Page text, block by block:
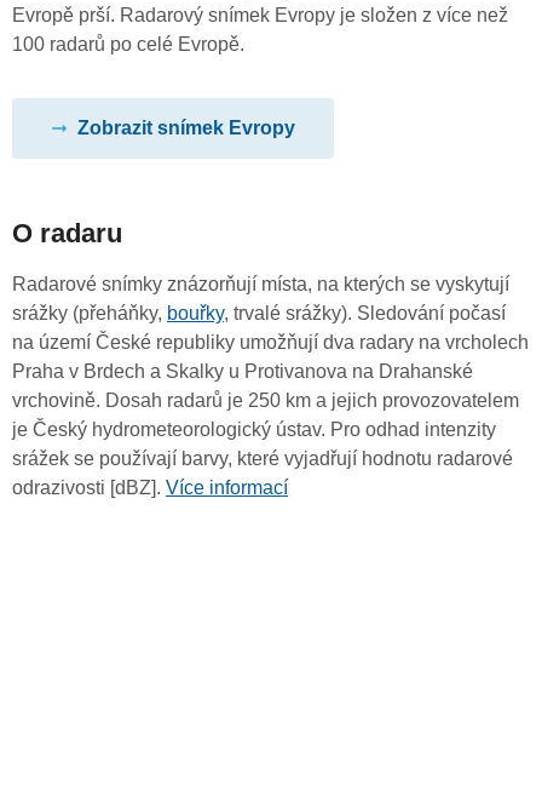
Evropě prší. Radarový snímek Evropy je složen z více než
100 radarů po celé Evropě.
Zobrazit snímek Evropy
O radaru
Radarové snímky znázorňují místa, na kterých se vyskytují
srážky (přeháňky, bouřky, trvalé srážky). Sledování počasí
na území České republiky umožňují dva radary na vrcholech
Praha v Brdech a Skalky u Protivanova na Drahanské
vrchovině. Dosah radarů je 250 km a jejich provozovatelem
je Český hydrometeorologický ústav. Pro odhad intenzity
srážek se používají barvy, které vyjadřují hodnotu radarové
odrazivosti [dBZ]. Více informací